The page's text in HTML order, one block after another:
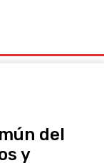
del
y